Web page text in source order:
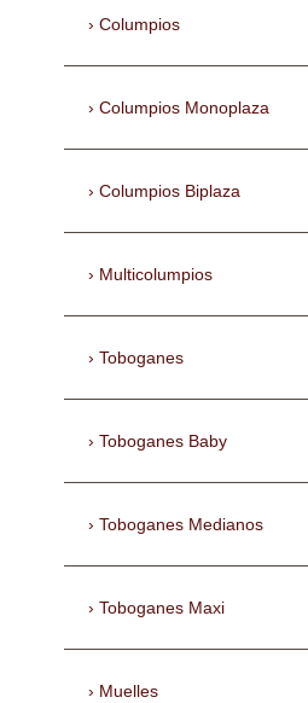
Columpios
Columpios Monoplaza
Columpios Biplaza
Multicolumpios
Toboganes
Toboganes Baby
Toboganes Medianos
Toboganes Maxi
Muelles